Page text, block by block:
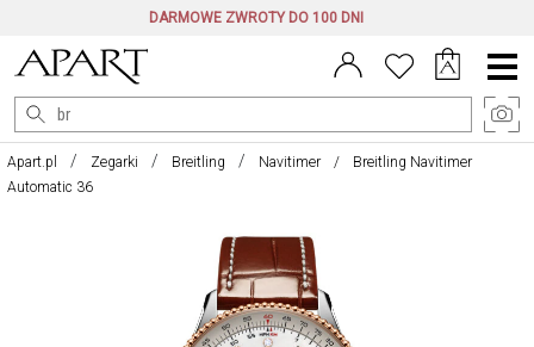
DARMOWE ZWROTY DO 100 DNI
Menu
główne
Apart.pl Zegarki Breitling Navitimer
Breitling Navitimer
Automatic 36